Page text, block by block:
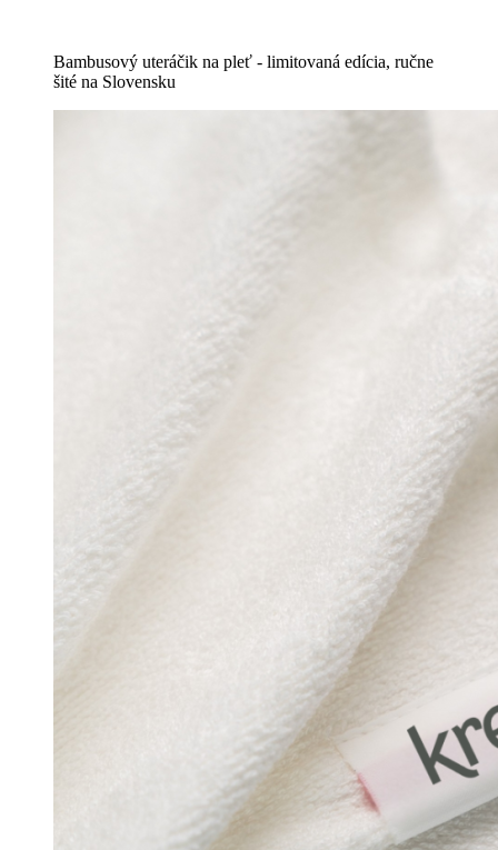
Bambusový uteráčik na pleť - limitovaná edícia, ručne
šité na Slovensku